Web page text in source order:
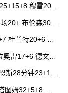
穆雷20+
20+ 布伦森30分
杜兰特20+6 锡
雷17+6 德文·
斯28分钟23+15
图姆32+5+8 普